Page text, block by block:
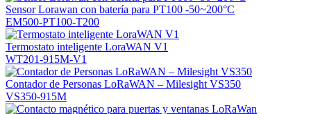
Sensor Lorawan con batería para PT100 -50~200°C
EM500-PT100-T200
Termostato inteligente LoraWAN V1
WT201-915M-V1
Contador de Personas LoRaWAN – Milesight VS350
VS350-915M